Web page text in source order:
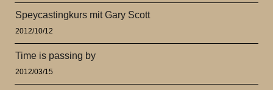
Speycastingkurs mit Gary Scott
2012/10/12
Time is passing by
2012/03/15